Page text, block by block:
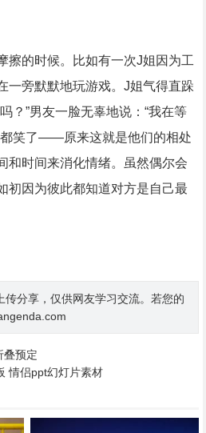
擦的时候。比如有一次J姐因为工
一旁默默地玩游戏。J姐气得直跺
？”男友一脸无辜地说：“我在等
都笑了——原来这就是他们的相处
和时间来消化情绪。虽然偶尔会
初因为彼此都知道对方是自己最
分享，仅供网友学习交流。若您的
叠预定
情侣ppt幻灯片素材